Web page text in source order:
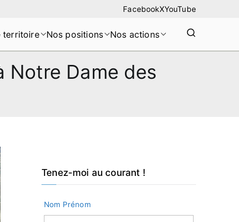
FacebookXYouTube
territoire Nos positions Nos actions
Notre Dame des
Tenez-moi au courant !
Nom Prénom